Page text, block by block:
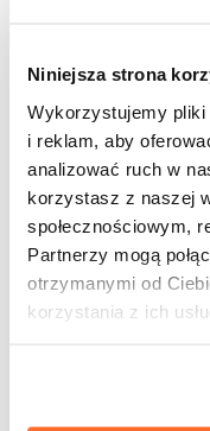
Niniejsza strona
Wykorzystujemy
i reklam, aby
analizować ruch w
korzystasz z naszej
społecznościowym,
Partnerzy mogą
otrzymanymi od
korzystania z ich